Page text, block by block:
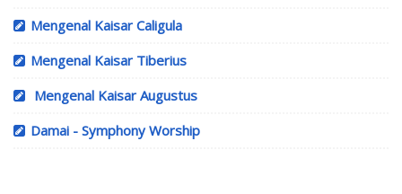
Mengenal Kaisar Caligula
Mengenal Kaisar Tiberius
Mengenal Kaisar Augustus
Damai - Symphony Worship